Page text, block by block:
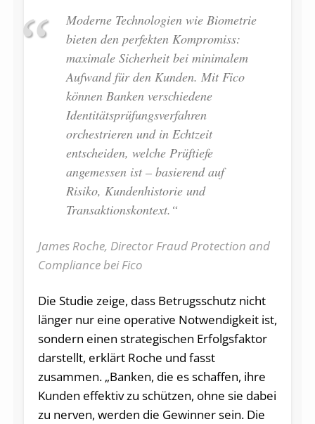
Moderne Technologien wie Biometrie
bieten den perfekten Kompromiss:
maximale Sicherheit bei minimalem
Aufwand für den Kunden. Mit Fico
können Banken verschiedene
Identitätsprüfungsverfahren
orchestrieren und in Echtzeit
entscheiden, welche Prüftiefe
angemessen ist – basierend auf
Risiko, Kundenhistorie und
Transaktionskontext.“
James Roche, Director Fraud Protection and
Compliance bei Fico
Die Studie zeige, dass Betrugsschutz nicht
länger nur eine operative Notwendigkeit ist,
sondern einen strategischen Erfolgsfaktor
darstellt, erklärt Roche und fasst
zusammen. „Banken, die es schaffen, ihre
Kunden effektiv zu schützen, ohne sie dabei
zu nerven, werden die Gewinner sein. Die